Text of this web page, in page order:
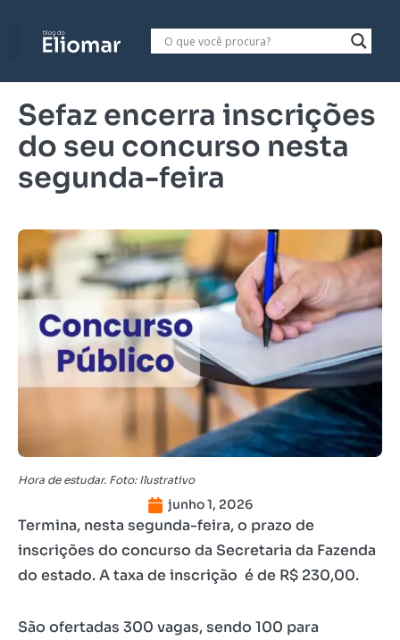
Sefaz encerra inscrições
do seu concurso nesta
segunda-feira
Hora de estudar. Foto: Ilustrativo
junho 1, 2026
Termina, nesta segunda-feira, o prazo de
inscrições do concurso da Secretaria da Fazenda
do estado. A taxa de inscrição é de R$ 230,00.
São ofertadas 300 vagas, sendo 100 para